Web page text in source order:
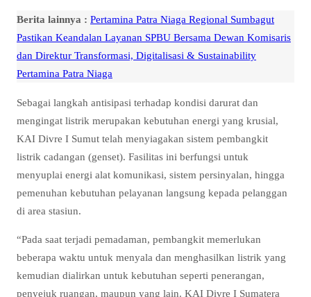
Berita lainnya : Pertamina Patra Niaga Regional Sumbagut
Pastikan Keandalan Layanan SPBU Bersama Dewan Komisaris
dan Direktur Transformasi, Digitalisasi & Sustainability
Pertamina Patra Niaga
Sebagai langkah antisipasi terhadap kondisi darurat dan
mengingat listrik merupakan kebutuhan energi yang krusial,
KAI Divre I Sumut telah menyiagakan sistem pembangkit
listrik cadangan (genset). Fasilitas ini berfungsi untuk
menyuplai energi alat komunikasi, sistem persinyalan, hingga
pemenuhan kebutuhan pelayanan langsung kepada pelanggan
di area stasiun.
“Pada saat terjadi pemadaman, pembangkit memerlukan
beberapa waktu untuk menyala dan menghasilkan listrik yang
kemudian dialirkan untuk kebutuhan seperti penerangan,
penyejuk ruangan, maupun yang lain. KAI Divre I Sumatera